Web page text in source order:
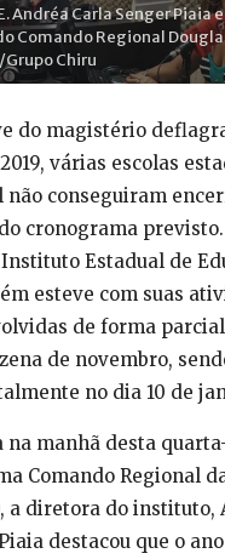
Andréa Carla Senger Piaia e
Comando Regional
Grupo Chiru
do magistério
várias escolas
não conseguiram
cronograma previsto.
Estadual de
esteve com suas
de forma
de novembro,
no dia 10 de
na manhã desta
Comando Regional
a diretora do instituto,
destacou que o